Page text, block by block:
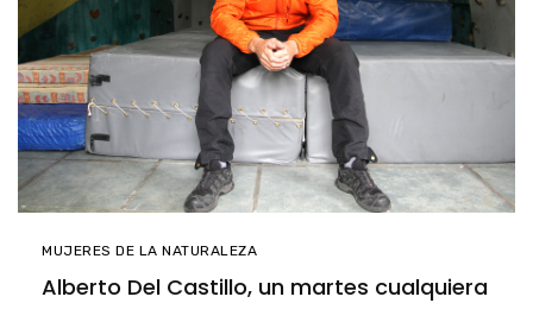
MUJERES DE LA NATURALEZA
Alberto Del Castillo, un martes cualquiera